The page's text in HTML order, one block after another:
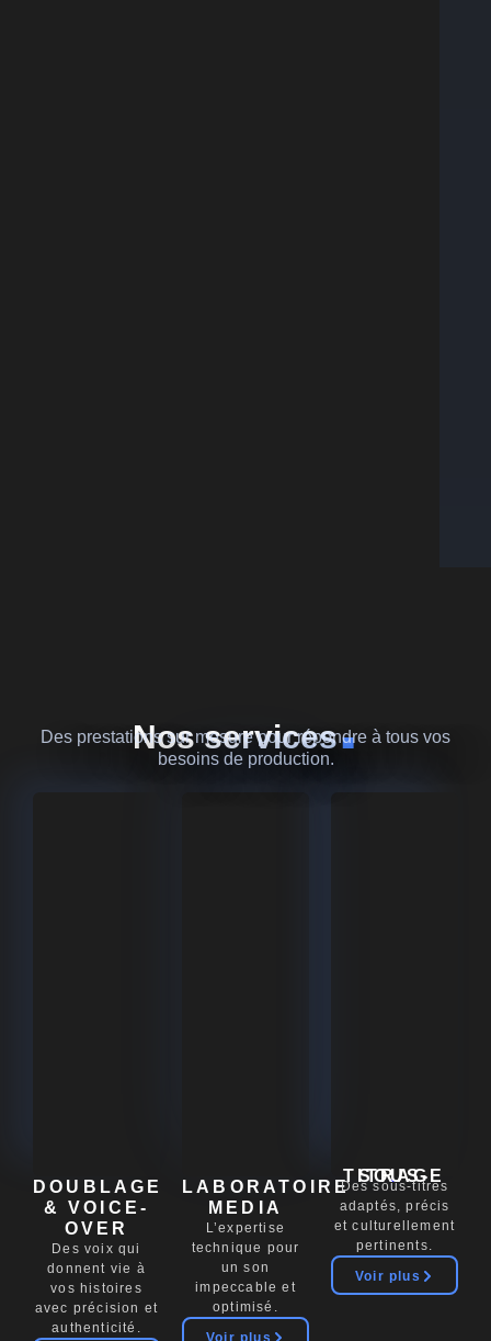
Nos services.
Des prestations sur mesure pour répondre à tous vos
besoins de production.
DOUBLAGE
& VOICE-
OVER
Des voix qui
donnent vie à
vos histoires
avec précision et
authenticité.
LABORATOIRE
MEDIA
L’expertise
technique pour
un son
impeccable et
optimisé.
Voir plus
.
SOUS-TITRAGE
Des sous-titres
adaptés, précis
et culturellement
pertinents.
Voir plus